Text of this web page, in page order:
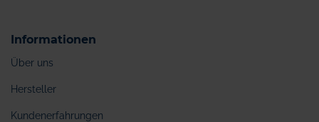
Informationen
Über uns
Hersteller
Kundenerfahrungen